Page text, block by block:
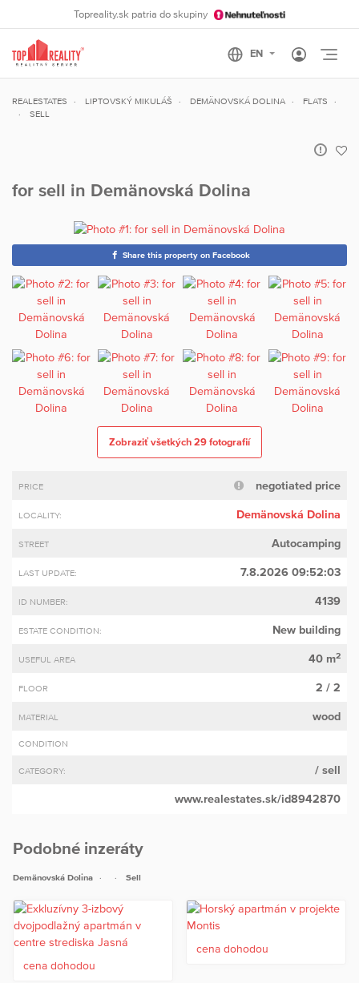
Topreality.sk patria do skupiny
REALESTATES LIPTOVSKÝ MIKULÁŠ DEMÄNOVSKÁ DOLINA
FLATS
SELL
for sell in Demänovská Dolina
Share this property on Facebook
Zobraziť všetkých 29 fotografií
PRICE negotiated price
LOCALITY: Demänovská Dolina
STREET Autocamping
LAST UPDATE: 7.8.2026 09:52:03
ID NUMBER: 4139
ESTATE CONDITION: New building
USEFUL AREA 40 m2
FLOOR 2 / 2
MATERIAL wood
CONDITION
CATEGORY: / sell
www.realestates.sk/id8942870
Podobné inzeráty
Demänovská Dolina Sell
cena dohodou
cena dohodou